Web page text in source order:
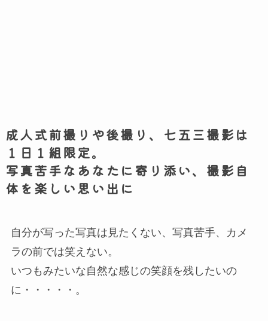
成人式前撮りや後撮り、七五三撮影は
１日１組限定。
写真苦手なあなたに寄り添い、撮影自
体を楽しい思い出に
自分が写った写真は見たくない、写真苦手、カメ
ラの前では笑えない。
いつもみたいな自然な感じの笑顔を残したいの
に・・・・・。